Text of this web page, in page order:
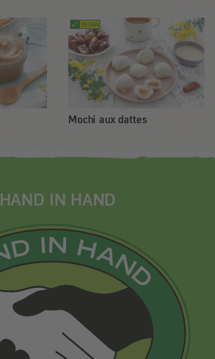
Mochi aux dattes
HAND IN HAND